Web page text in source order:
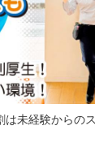
は未経験からの